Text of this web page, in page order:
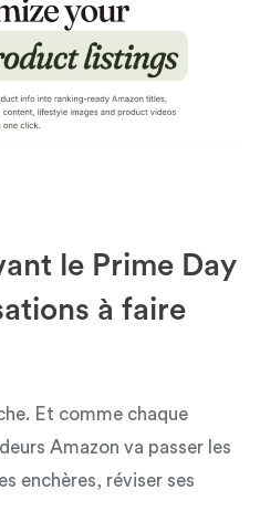
le Prime Day
à faire
Et comme chaque
Amazon va passer les
enchères, réviser ses